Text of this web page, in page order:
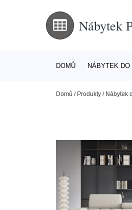
Nábytek
DOMŮ NÁBYTEK
Domů / Produkty / Nábytek